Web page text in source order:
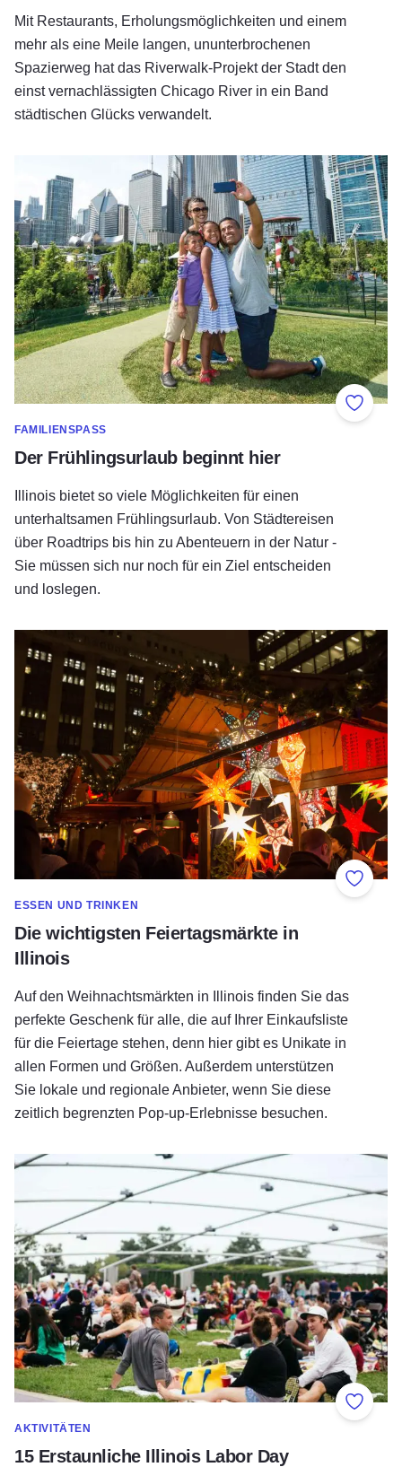
Mit Restaurants, Erholungsmöglichkeiten und einem
mehr als eine Meile langen, ununterbrochenen
Spazierweg hat das Riverwalk-Projekt der Stadt den
einst vernachlässigten Chicago River in ein Band
städtischen Glücks verwandelt.
Zu
FAMILIENSPASS
Der Frühlingsurlaub beginnt hier
Illinois bietet so viele Möglichkeiten für einen
unterhaltsamen Frühlingsurlaub. Von Städtereisen
über Roadtrips bis hin zu Abenteuern in der Natur -
Sie müssen sich nur noch für ein Ziel entscheiden
und loslegen.
Der Frühlingsurlaub beginnt hier
Zu
ESSEN UND TRINKEN
Die wichtigsten Feiertagsmärkte in
Illinois
Auf den Weihnachtsmärkten in Illinois finden Sie das
perfekte Geschenk für alle, die auf Ihrer Einkaufsliste
für die Feiertage stehen, denn hier gibt es Unikate in
allen Formen und Größen. Außerdem unterstützen
Sie lokale und regionale Anbieter, wenn Sie diese
zeitlich begrenzten Pop-up-Erlebnisse besuchen.
Die wichtigsten Feiertagsmärkte in Illinois
Zu
AKTIVITÄTEN
15 Erstaunliche Illinois Labor Day
15 Erstaunliche Illinois Labor Day Weekend Festivals